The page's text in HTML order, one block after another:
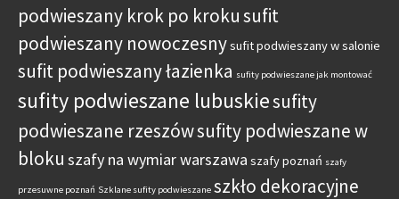
podwieszany krok po krokusufit
podwieszany nowoczesnysufit podwieszany w salonie
sufit podwieszany łazienka sufity podwieszane jak montować
sufity podwieszane lubuskiesufity
podwieszane rzeszówsufity podwieszane w
bloku szafy na wymiar warszawa szafy poznań szafy
przesuwne poznań Szklane sufity podwieszane szkło dekoracyjne